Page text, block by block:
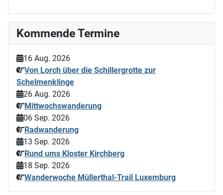
Kommende Termine
16 Aug. 2026
Von Lorch über die Schillergrotte zur
Schelmenklinge
26 Aug. 2026
Mittwochswanderung
06 Sep. 2026
Radwanderung
13 Sep. 2026
Rund ums Kloster Kirchberg
18 Sep. 2026
Wanderwoche Müllerthal-Trail Luxemburg